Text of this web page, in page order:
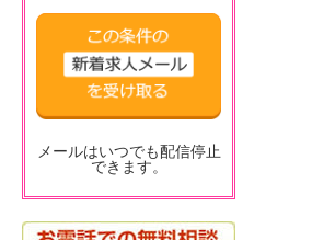
メールはいつでも配信停止
できます。